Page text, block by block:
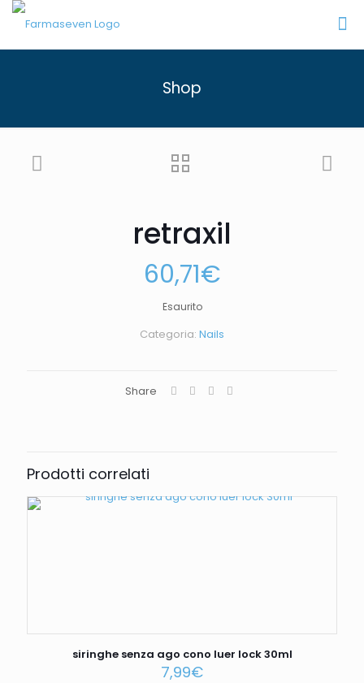
Shop
retraxil
60,71€
Esaurito
Categoria: Nails
Share
Prodotti correlati
siringhe senza ago cono luer lock 30ml
7,99€